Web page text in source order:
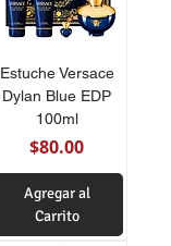
Estuche Versace
Dylan Blue EDP
100ml
Precio
$80.00
Agregar al
Carrito